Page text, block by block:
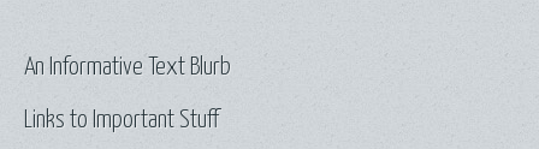
Links to Important Stuff
An Informative Text Blurb